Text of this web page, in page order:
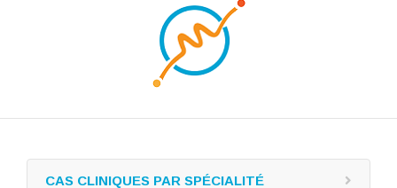
CAS CLINIQUES PAR SPÉCIALITÉ